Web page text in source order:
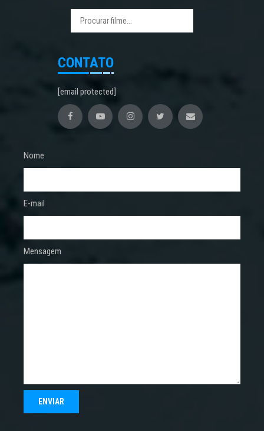
CONTATO
[email protected]
Nome
E-mail
Mensagem